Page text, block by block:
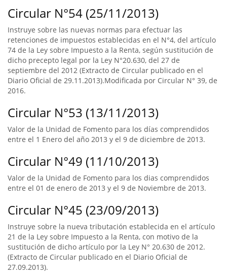
Circular N°54 (25/11/2013)
Instruye sobre las nuevas normas para efectuar las
retenciones de impuestos establecidas en el N°4, del artículo
74 de la Ley sobre Impuesto a la Renta, según sustitución de
dicho precepto legal por la Ley N°20.630, del 27 de
septiembre del 2012 (Extracto de Circular publicado en el
Diario Oficial de 29.11.2013).Modificada por Circular N° 39, de
2016.
Circular N°53 (13/11/2013)
Valor de la Unidad de Fomento para los días comprendidos
entre el 1 Enero del año 2013 y el 9 de diciembre de 2013.
Circular N°49 (11/10/2013)
Valor de la Unidad de Fomento para los dias comprendidos
entre el 01 de enero de 2013 y el 9 de Noviembre de 2013.
Circular N°45 (23/09/2013)
Instruye sobre la nueva tributación establecida en el artículo
21 de la Ley sobre Impuesto a la Renta, con motivo de la
sustitución de dicho artículo por la Ley N° 20.630 de 2012.
(Extracto de Circular publicado en el Diario Oficial de
27.09.2013).